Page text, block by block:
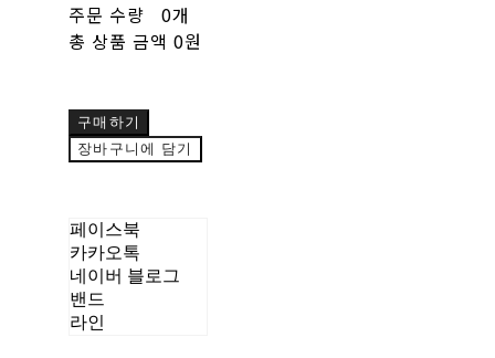
주문 수량
0개
총 상품 금액 0원
구매하기
장바구니에 담기
페이스북
카카오톡
네이버 블로그
밴드
라인